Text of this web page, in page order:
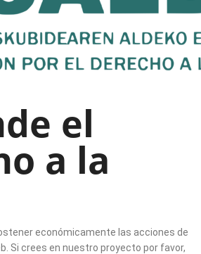
el
a la
económicamente las acciones de
Si crees en nuestro proyecto por favor,